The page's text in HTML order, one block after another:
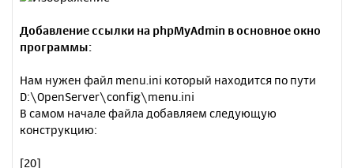
Добавление ссылки на phpMyAdmin в основное окно
программы:
Нам нужен файл menu.ini который находится по пути
D:\OpenServer\config\menu.ini
В самом начале файла добавляем следующую
конструкцию:
[20]